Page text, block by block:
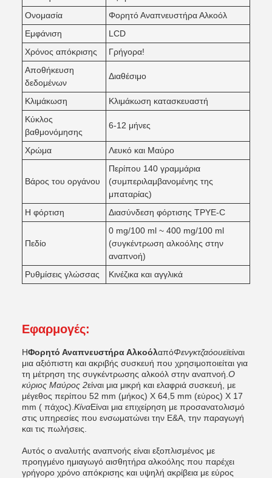
Ονομασία
Φορητό Αναπνευστήρα Αλκοόλ
Εμφάνιση
LCD
Χρόνος απόκρισης
Γρήγορα!
Αποθήκευση
δεδομένων
Διαθέσιμο
Κλιμάκωση
Κλιμάκωση κατασκευαστή
Κύκλος
βαθμονόμησης
6-12 μήνες
Χρώμα Λευκό και Μαύρο
Βάρος του οργάνου
Περίπου 140 γραμμάρια
(συμπεριλαμβανομένης της
μπαταρίας)
Η φόρτιση
Διασύνδεση φόρτισης TPYE-C
Πεδίο
0 mg/100 ml ~ 400 mg/100 ml
(συγκέντρωση αλκοόλης στην
αναπνοή)
Ρυθμίσεις γλώσσας
Κινέζικα και αγγλικά
Εφαρμογές:
ΗΦορητό Αναπνευστήρα ΑλκοόλαπόΦενγκτζαόουεϊείναι
μια αξιόπιστη και ακριβής συσκευή που χρησιμοποιείται για
τη μέτρηση της συγκέντρωσης αλκοόλ στην αναπνοή. Ο
κύριος Μαύρος 2είναι μια μικρή και ελαφριά συσκευή, με
μέγεθος περίπου 52 mm (μήκος) X 64,5 mm (εύρος) X 17
mm ( πάχος). ΚίναΕίναι μια επιχείρηση με προσανατολισμό
στις υπηρεσίες που ενσωματώνει την Ε&Α, την παραγωγή
και τις πωλήσεις.
Αυτός ο αναλυτής αναπνοής είναι εξοπλισμένος με
προηγμένο ημιαγωγό αισθητήρα αλκοόλης που παρέχει
γρήγορο χρόνο απόκρισης και υψηλή ακρίβεια με εύρος